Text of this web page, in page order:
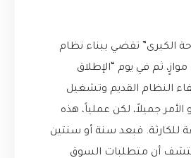
الكبرى” تقضي ببناء نظام
ثم في يوم “الإطلاق
النظام القديم وتشغيل
الأمر جميلاً، لكن عملياً، هذه
للكارثة. فبعد سنة أو سنتين
أن متطلبات السوق